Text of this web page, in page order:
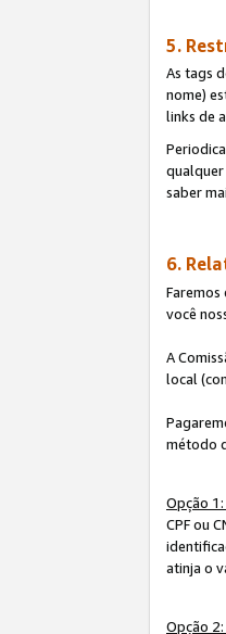
5.
As tags
nome)
links de
saber
6.
você
A
local
método
Opção
CPF ou
atinja o
Opção